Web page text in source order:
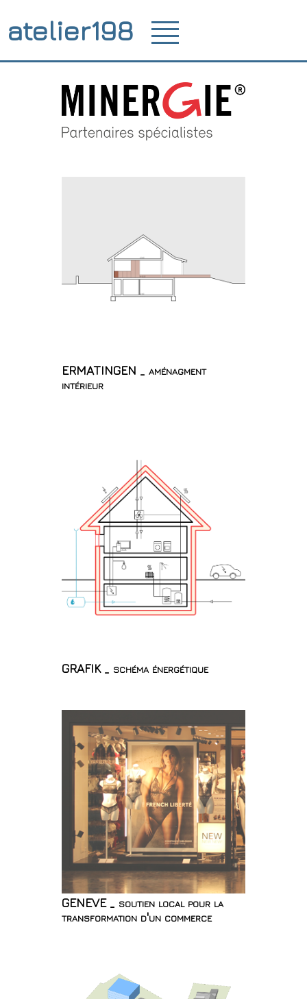
atelier198
ERMATINGEN _ aménagment
intérieur
GRAFIK _ schéma énergétique
GENEVE _ soutien local pour la
transformation d'un commerce